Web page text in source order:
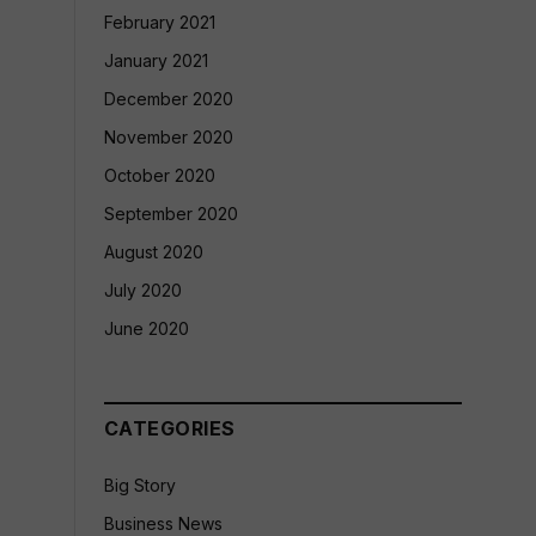
February 2021
January 2021
December 2020
November 2020
October 2020
September 2020
August 2020
July 2020
June 2020
CATEGORIES
Big Story
Business News